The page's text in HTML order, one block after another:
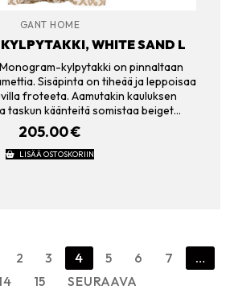
GANT HOME
WHITE SAND L
kylpytakki on pinnaltaan
Sisäpinta on tiheää ja leppoisaa
froteeta. Aamutakin kauluksen
taskun käänteitä somistaa beiget…
205.00€
LISÄÄ OSTOSKORIIN
2 3 4 5 6 7
…
15 SEURAAVA